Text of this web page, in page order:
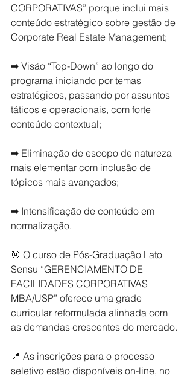
CORPORATIVAS” porque inclui mais
conteúdo estratégico sobre gestão de
Corporate Real Estate Management;
➡ Visão “Top-Down” ao longo do
programa iniciando por temas
estratégicos, passando por assuntos
táticos e operacionais, com forte
conteúdo contextual;
➡ Eliminação de escopo de natureza
mais elementar com inclusão de
tópicos mais avançados;
➡ Intensificação de conteúdo em
normalização.
🎯 O curso de Pós-Graduação Lato
Sensu “GERENCIAMENTO DE
FACILIDADES CORPORATIVAS
MBA/USP” oferece uma grade
curricular reformulada alinhada com
as demandas crescentes do mercado.
📍 As inscrições para o processo
seletivo estão disponíveis on-line, no